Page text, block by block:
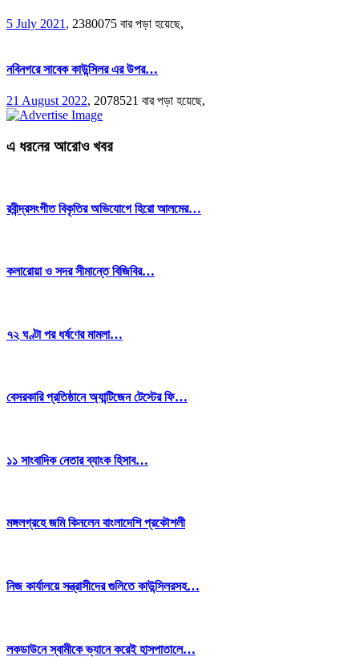
5 July 2021 , 2380075 বার পড়া হয়েছে,
নবিনগরে সাবেক কাউন্সিলর এর উপর…
21 August 2022, 2078521 বার পড়া হয়েছে,
এ ধরনের আরোও খবর
রবীন্দ্রসংগীত বিকৃতির অভিযোগে হিরো আলমের…
কলারোয়া ও সদর সীমান্তে বিজিবির…
৭২ ঘণ্টা পর ধর্ষণের মামলা…
বেসরকারি প্রতিষ্ঠানে অ্যান্টিজেন টেস্টের ফি…
১১ সাংবাদিক নেতার ব্যাংক হিসাব…
মঙ্গলগ্রহে জমি কিনলেন বাংলাদেশি প্রকৌশলী
নিজ কার্যালয়ে সন্ত্রাসীদের গুলিতে কাউন্সিলরসহ…
লকডাউনে স্বামীকে ভ্যানে করেই হাসপাতালে…